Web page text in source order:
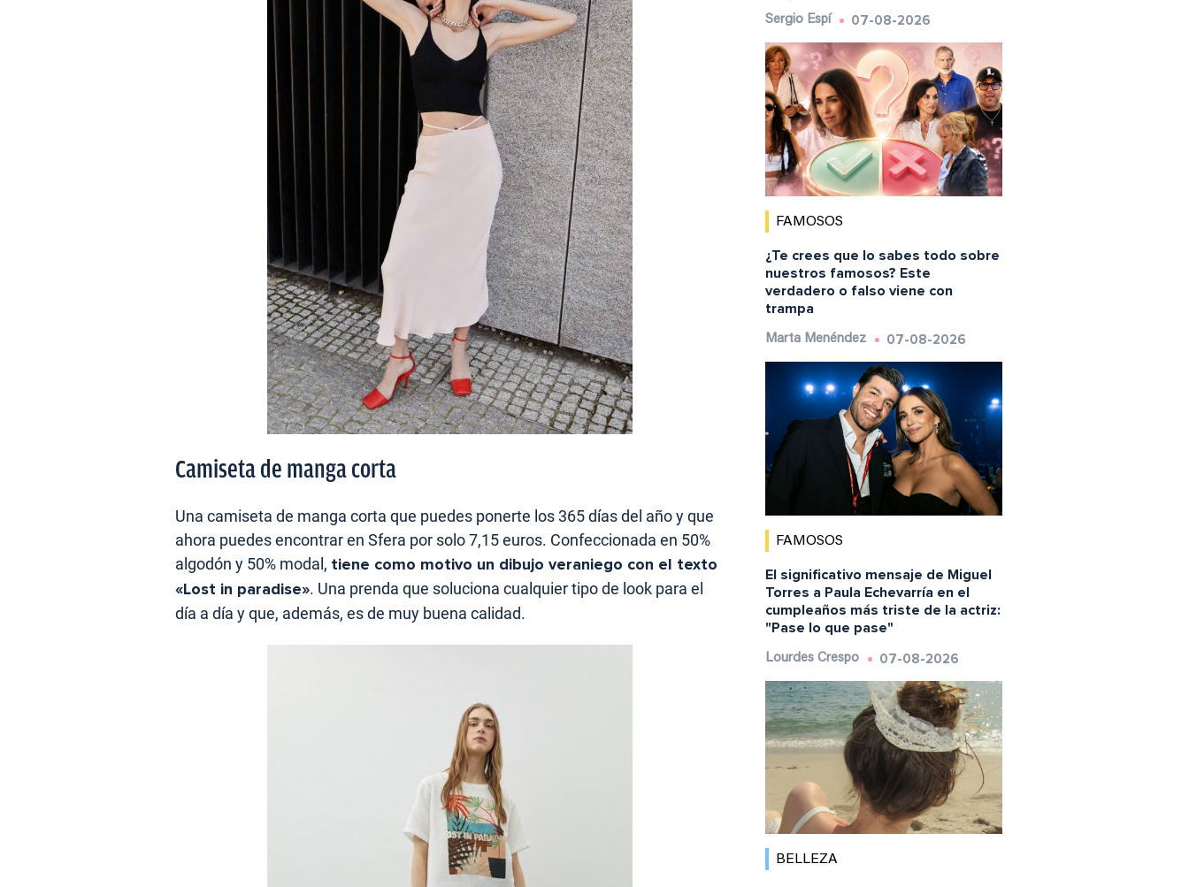
Camiseta de manga corta
Una camiseta de manga corta que puedes ponerte los 365 días del año y que
ahora puedes encontrar en Sfera por solo 7,15 euros. Confeccionada en 50%
algodón y 50% modal, tiene como motivo un dibujo veraniego con el texto
«Lost in paradise». Una prenda que soluciona cualquier tipo de look para el
día a día y que, además, es de muy buena calidad.
Sergio Espí 07-08-2026
FAMOSOS
¿Te crees que lo sabes todo sobre
nuestros famosos? Este
verdadero o falso viene con
trampa
Marta Menéndez 07-08-2026
FAMOSOS
El significativo mensaje de Miguel
Torres a Paula Echevarría en el
cumpleaños más triste de la actriz:
"Pase lo que pase"
Lourdes Crespo 07-08-2026
BELLEZA